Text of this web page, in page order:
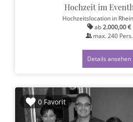
Hochzeit im
Hochzeitslocation in
ab2.000,00 €
max. 240Pers.
Details ansehen
0 Favorit